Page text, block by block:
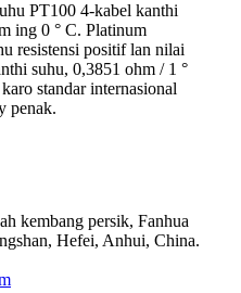
PT100 4-kabel kanthi
ing 0 ° C. Platinum
resistensi positif lan nilai
suhu, 0,3851 ohm / 1 °
standar internasional
penak.
kembang persik, Fanhua
Hefei, Anhui, China.